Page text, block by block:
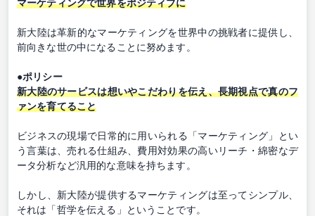
マーケティングで世界をポジティブに
新大陸は革新的なマーケティングを世界中の挑戦者に提供し、
前向きな世の中になることに努めます。
●ポリシー
新大陸のサービスは想いやこだわりを伝え、長期視点で真のフ
ァンを育てること
ビジネスの現場で日常的に用いられる「マーケティング」とい
う言葉は、売れる仕組み、費用対効果の高いリーチ・綿密なデ
ータ分析など汎用的な意味を持ちます。
しかし、新大陸が提供するマーケティングは至ってシンプル、
それは「哲学を伝える」ということです。